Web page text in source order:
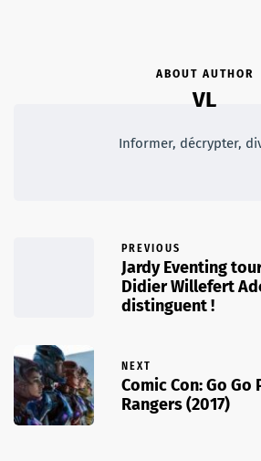
ABOUT AUTHOR
VL
Informer, décrypter,
PREVIOUS
Jardy Eventing
Didier Willefert
distinguent !
NEXT
Comic Con: Go Go
Rangers (2017)